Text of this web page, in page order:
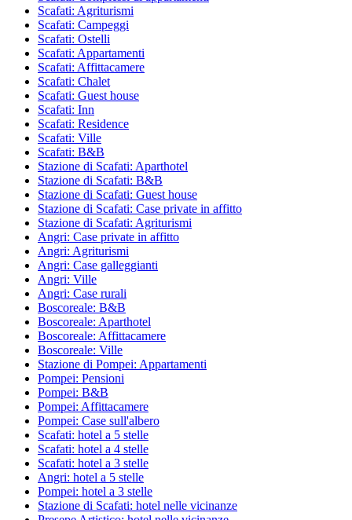
Scafati: Agriturismi
Scafati: Campeggi
Scafati: Ostelli
Scafati: Appartamenti
Scafati: Affittacamere
Scafati: Chalet
Scafati: Guest house
Scafati: Inn
Scafati: Residence
Scafati: Ville
Scafati: B&B
Stazione di Scafati: Aparthotel
Stazione di Scafati: B&B
Stazione di Scafati: Guest house
Stazione di Scafati: Case private in affitto
Stazione di Scafati: Agriturismi
Angri: Case private in affitto
Angri: Agriturismi
Angri: Case galleggianti
Angri: Ville
Angri: Case rurali
Boscoreale: B&B
Boscoreale: Aparthotel
Boscoreale: Affittacamere
Boscoreale: Ville
Stazione di Pompei: Appartamenti
Pompei: Pensioni
Pompei: B&B
Pompei: Affittacamere
Pompei: Case sull'albero
Scafati: hotel a 5 stelle
Scafati: hotel a 4 stelle
Scafati: hotel a 3 stelle
Angri: hotel a 5 stelle
Pompei: hotel a 3 stelle
Stazione di Scafati: hotel nelle vicinanze